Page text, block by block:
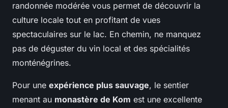
randonnée modérée vous permet de découvrir la
culture locale tout en profitant de vues
spectaculaires sur le lac. En chemin, ne manquez
pas de déguster du vin local et des spécialités
monténégrines.
Pour une expérience plus sauvage, le sentier
menant au monastère de Kom est une excellente